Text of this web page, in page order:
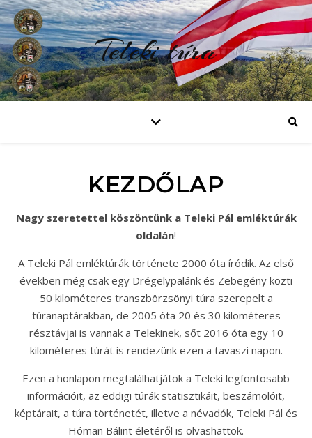
Teleki túra
KEZDŐLAP
Nagy szeretettel köszöntünk a Teleki Pál emléktúrák
oldalán!
A Teleki Pál emléktúrák története 2000 óta íródik. Az első
években még csak egy Drégelypalánk és Zebegény közti
50 kilométeres transzbörzsönyi túra szerepelt a
túranaptárakban, de 2005 óta 20 és 30 kilométeres
résztávjai is vannak a Telekinek, sőt 2016 óta egy 10
kilométeres túrát is rendezünk ezen a tavaszi napon.
Ezen a honlapon megtalálhatjátok a Teleki legfontosabb
információit, az eddigi túrák statisztikáit, beszámolóit,
képtárait, a túra történetét, illetve a névadók, Teleki Pál és
Hóman Bálint életéről is olvashattok.